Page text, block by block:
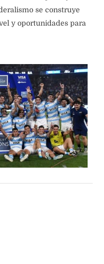
del deporte y
se construye
y oportunidades para